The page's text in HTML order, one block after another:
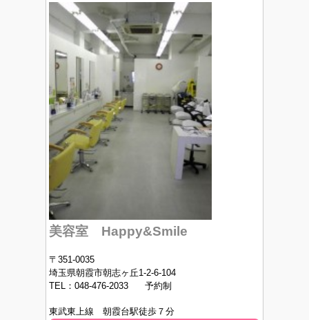
美容室 Happy&Smile
〒351-0035
埼玉県朝霞市朝志ヶ丘1-2-6-104
TEL：048-476-2033 予約制
東武東上線 朝霞台駅徒歩７分